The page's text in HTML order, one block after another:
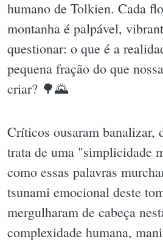
humano de Tolkien. Cada
montanha é palpável,
questionar: o que é a
pequena fração do que
criar? 🌳🌄
Críticos ousaram banalizar,
trata de uma "simplicidade
como essas palavras
tsunami emocional deste
mergulharam de cabeça
complexidade humana,